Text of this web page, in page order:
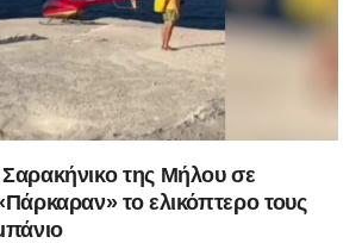
της Μήλου σε
το ελικόπτερο τους